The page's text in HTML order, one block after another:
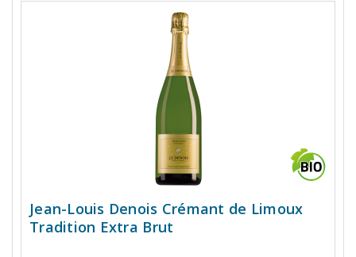
Jean-Louis Denois Crémant de Limoux
Tradition Extra Brut